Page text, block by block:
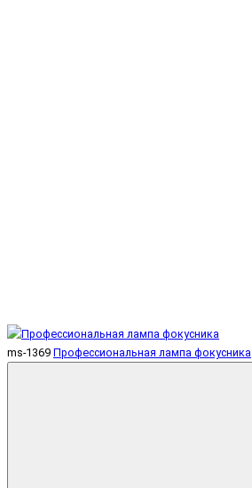
ms-1369 Профессиональная лампа фокусника